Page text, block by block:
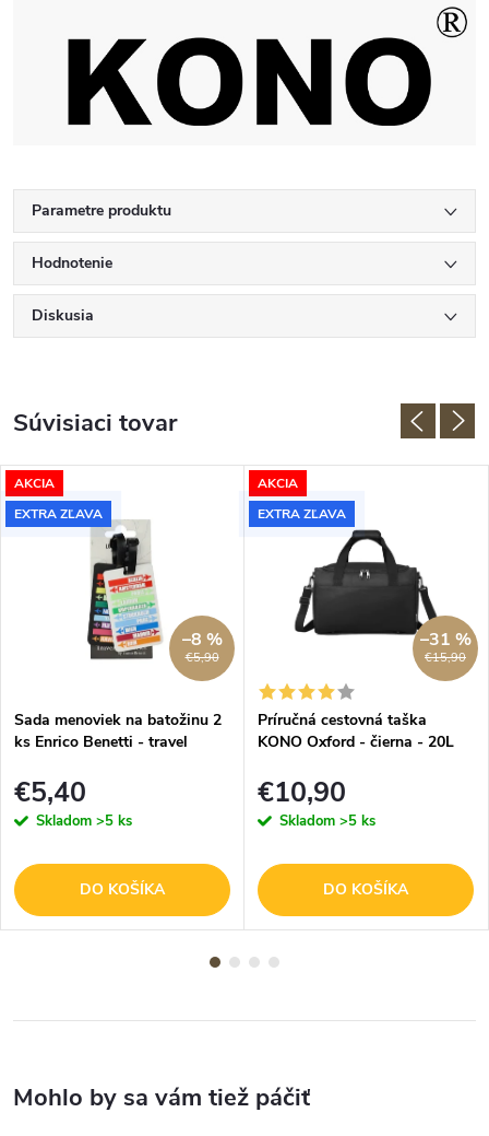
Parametre produktu
Hodnotenie
Diskusia
Súvisiaci tovar
AKCIA
EXTRA ZĽAVA
€5,90
–8 %
Sada menoviek na batožinu 2
ks Enrico Benetti - travel
€5,40
Skladom >5 ks
DO KOŠÍKA
AKCIA
EXTRA ZĽAVA
€15,90
–31 %
Príručná cestovná taška
KONO Oxford - čierna - 20L
€10,90
Skladom >5 ks
DO KOŠÍKA